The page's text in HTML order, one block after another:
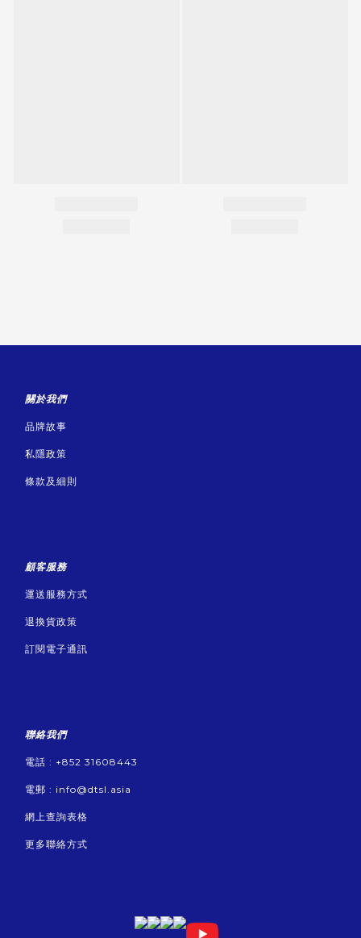
關於我們
品牌故事
私隱政策
條款及細則
顧客服務
運送服務方式
退換貨政策
訂閱電子通訊
聯絡我們
電話 : +852 31608443
電郵 : info@dtsl.asia
網上查詢表格
更多聯絡方式